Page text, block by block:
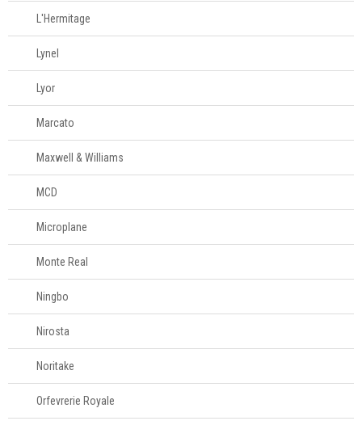
L'Hermitage
Lynel
Lyor
Marcato
Maxwell & Williams
MCD
Microplane
Monte Real
Ningbo
Nirosta
Noritake
Orfevrerie Royale